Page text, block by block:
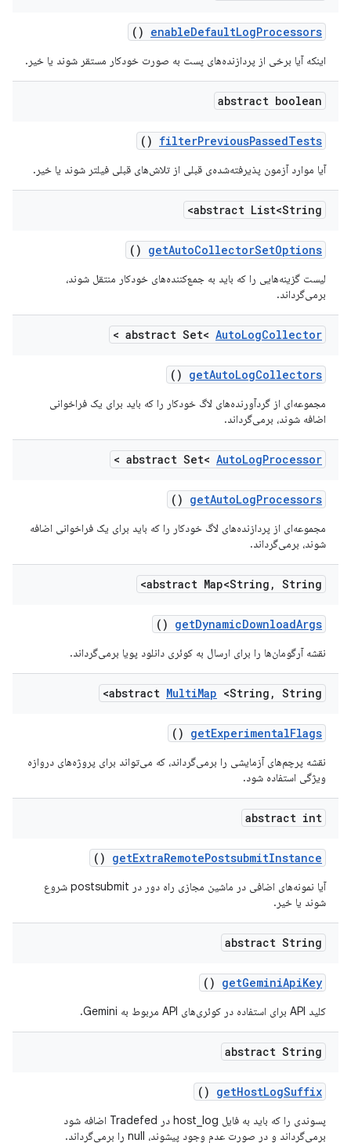
enableDefaultLogProcessors
()
اینکه آیا برخی از پردازنده‌های پست به صورت خودکار مستقر شوند یا خیر.
abstract boolean
filterPreviousPassedTests
()
آیا موارد آزمون پذیرفته‌شده‌ی قبلی از تلاش‌های قبلی فیلتر شوند یا خیر.
abstract List<String>
getAutoCollectorSetOptions
()
لیست گزینه‌هایی را که باید به جمع‌کننده‌های خودکار منتقل شوند،
برمی‌گرداند.
abstract Set< AutoLogCollector
>
getAutoLogCollectors
()
مجموعه‌ای از گردآورنده‌های لاگ خودکار را که باید برای یک فراخوانی
اضافه شوند، برمی‌گرداند.
abstract Set< AutoLogProcessor
>
getAutoLogProcessors
()
مجموعه‌ای از پردازنده‌های لاگ خودکار را که باید برای یک فراخوانی اضافه
شوند، برمی‌گرداند.
abstract Map<String , String>
getDynamicDownloadArgs
()
نقشه آرگومان‌ها را برای ارسال به کوئری دانلود پویا برمی‌گرداند.
abstract MultiMap <String , String>
getExperimentalFlags
()
نقشه پرچم‌های آزمایشی را برمی‌گرداند، که می‌تواند برای پروژه‌های دروازه
ویژگی استفاده شود.
abstract int
getExtraRemotePostsubmitInstance
()
آیا نمونه‌های اضافی در ماشین مجازی راه دور در postsubmit شروع
شوند یا خیر.
abstract String
getGeminiApiKey
()
کلید API برای استفاده در کوئری‌های API مربوط به Gemini.
abstract String
getHostLogSuffix
()
پسوندی را که باید به فایل host_log در Tradefed اضافه شود
برمی‌گرداند و در صورت عدم وجود پیشوند، null را برمی‌گرداند.